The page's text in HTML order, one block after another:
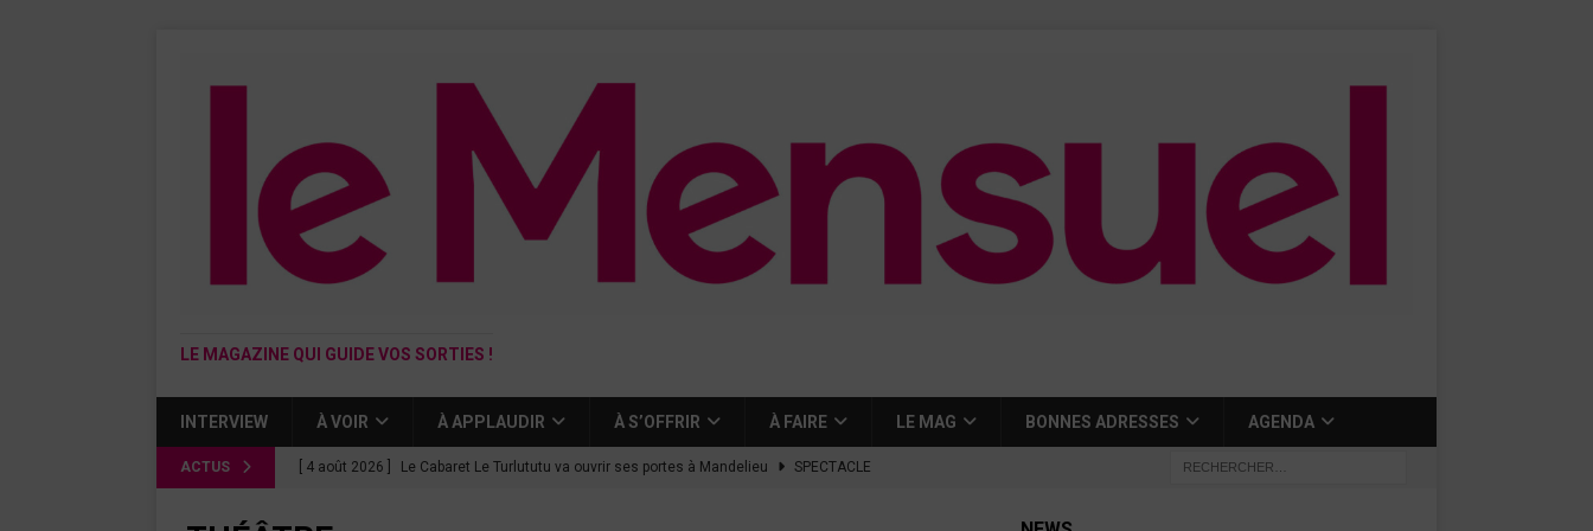
LE MAGAZINE QUI GUIDE VOS SORTIES !
INTERVIEW À VOIR À APPLAUDIR À S’OFFRIR À FAIRE LE MAG BONNES ADRESSES AGENDA
ACTUS [ 4 août 2026 ] Le Cabaret Le Turlututu va ouvrir ses portes à Mandelieu SPECTACLE